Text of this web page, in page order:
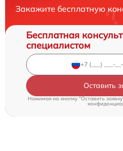
Закажите бесплатную
Бесплатная
специалистом
Оставить
Нажимая на кнопку "Оставить